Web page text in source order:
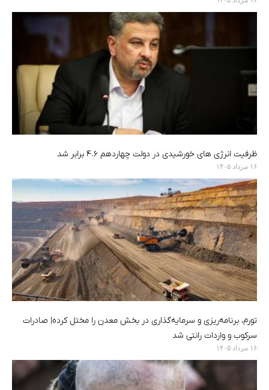
ظرفیت انرژی های خورشیدی در دولت چهاردهم ۴.۶ برابر شد
۱۶ مرداد ۱۴۰۵
تورم، برنامه‌ریزی و سرمایه‌گذاری در بخش معدن را مختل کرده| صادرات
سرکوب و واردات رانتی شد
۱۶ مرداد ۱۴۰۵